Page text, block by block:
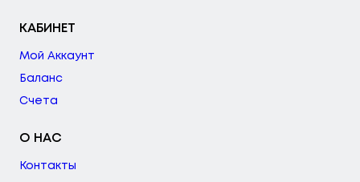
КАБИНЕТ
Мой Аккаунт
Баланс
Счета
О НАС
Контакты